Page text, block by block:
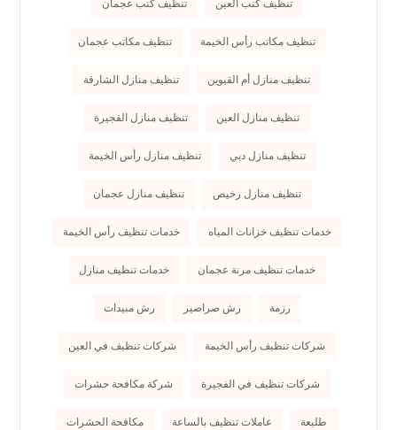
تنظيف كنب العين تنظيف كنب عجمان
تنظيف مكاتب رأس الخيمة تنظيف مكاتب عجمان
تنظيف منازل أم القيوين تنظيف منازل الشارقة
تنظيف منازل العين تنظيف منازل الفجيرة
تنظيف منازل دبي تنظيف منازل رأس الخيمة
تنظيف منازل رخيص تنظيف منازل عجمان
خدمات تنظيف خزانات المياه خدمات تنظيف رأس الخيمة
خدمات تنظيف مرنة عجمان خدمات تنظيف منازل
رزمة رش صراصير رش مبيدات
شركات تنظيف رأس الخيمة شركات تنظيف في العين
شركات تنظيف في الفجيرة شركة مكافحة حشرات
طليعة عاملات تنظيف بالساعة مكافحة الحشرات